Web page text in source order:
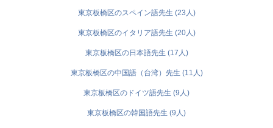
東京板橋区のスペイン語先生 (23人)
東京板橋区のイタリア語先生 (20人)
東京板橋区の日本語先生 (17人)
東京板橋区の中国語（台湾）先生 (11人)
東京板橋区のドイツ語先生 (9人)
東京板橋区の韓国語先生 (9人)